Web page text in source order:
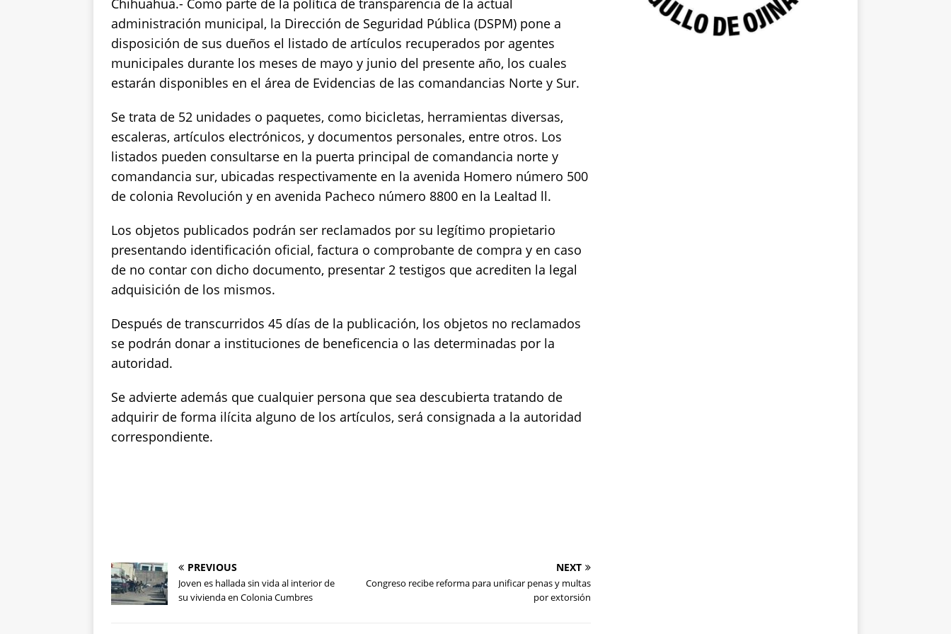
p
p
o
o
k
n
k
Chihuahua.- Como parte de la política de transparencia de la actual
administración municipal, la Dirección de Seguridad Pública (DSPM) pone a
disposición de sus dueños el listado de artículos recuperados por agentes
municipales durante los meses de mayo y junio del presente año, los cuales
estarán disponibles en el área de Evidencias de las comandancias Norte y Sur.
Se trata de 52 unidades o paquetes, como bicicletas, herramientas diversas,
escaleras, artículos electrónicos, y documentos personales, entre otros. Los
listados pueden consultarse en la puerta principal de comandancia norte y
comandancia sur, ubicadas respectivamente en la avenida Homero número 500
de colonia Revolución y en avenida Pacheco número 8800 en la Lealtad ll.
Los objetos publicados podrán ser reclamados por su legítimo propietario
presentando identificación oficial, factura o comprobante de compra y en caso
de no contar con dicho documento, presentar 2 testigos que acrediten la legal
adquisición de los mismos.
Después de transcurridos 45 días de la publicación, los objetos no reclamados
se podrán donar a instituciones de beneficencia o las determinadas por la
autoridad.
Se advierte además que cualquier persona que sea descubierta tratando de
adquirir de forma ilícita alguno de los artículos, será consignada a la autoridad
correspondiente.
PREVIOUS
Joven es hallada sin vida al interior de
su vivienda en Colonia Cumbres
NEXT
Congreso recibe reforma para unificar penas y multas
por extorsión